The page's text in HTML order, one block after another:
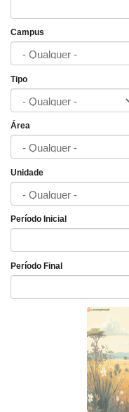
Campus
Tipo
Área
Unidade
Período Inicial
Período Final